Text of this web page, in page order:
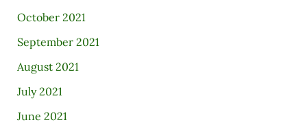
October 2021
September 2021
August 2021
July 2021
June 2021